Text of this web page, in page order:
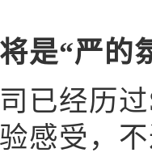
是“严的
经历过
感受，